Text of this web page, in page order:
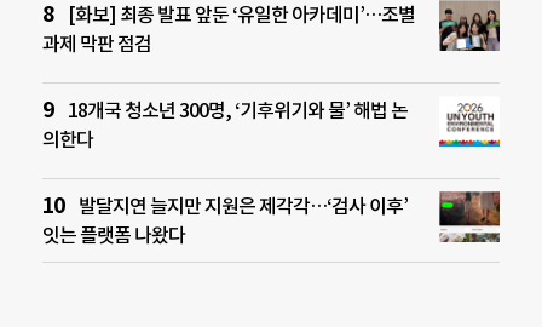
[화보] 최종 발표 앞둔 ‘유일한 아카데미’…조별
과제 막판 점검
18개국 청소년 300명, ‘기후위기와 물’ 해법 논
의한다
발달지연 늘지만 지원은 제각각…‘검사 이후’
잇는 플랫폼 나왔다